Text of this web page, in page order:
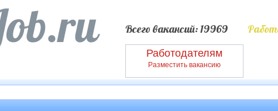
Всего вакансий: 19969
Работодателям
Разместить вакансию